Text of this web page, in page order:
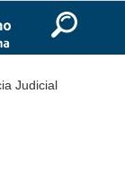
Ir para o rodapé
Judicial